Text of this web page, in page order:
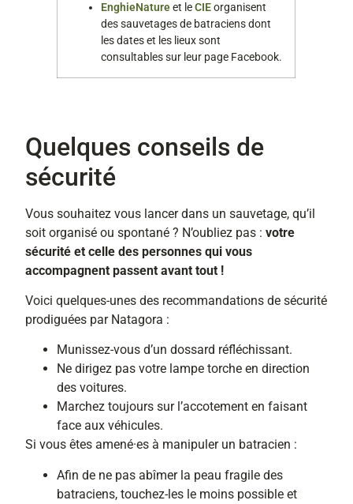
EnghieNatureet leCIEorganisent
des sauvetages de batraciens dont
les dates et les lieux sont
consultables sur leur page Facebook.
Quelques conseils de
sécurité
Vous souhaitez vous lancer dans un sauvetage, qu’il
soit organisé ou spontané ? N’oubliez pas :votre
sécurité et celle des personnes qui vous
accompagnent passent avant tout !
Voici quelques-unes des recommandations de sécurité
prodiguées par Natagora :
Munissez-vous d’un dossard réfléchissant.
Ne dirigez pas votre lampe torche en direction
des voitures.
Marchez toujours sur l’accotement en faisant
face aux véhicules.
Si vous êtes amené·es à manipuler un batracien :
Afin de ne pas abîmer la peau fragile des
batraciens, touchez-les le moins possible et